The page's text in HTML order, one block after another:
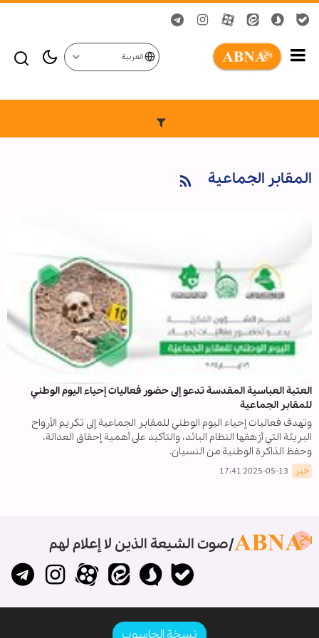
العربية
المقابر الجماعية
العتبة العباسية المقدسة تدعو إلى حضور فعاليات إحياء اليوم الوطني
للمقابر الجماعية
وتهدف فعاليات إحياء اليوم الوطني للمقابر الجماعية إلى تكريم الأرواح
البريئة التي أزهقها النظام البائد، والتأكيد على أهمية إحقاق العدالة،
وحفظ الذاكرة الوطنية من النسيان.
خبر 2025-05-13 17:41
صوت الشيعة الذين لا إعلام لهم
نسخة الحاسوب